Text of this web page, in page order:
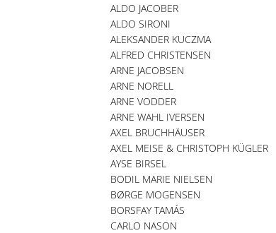
ALDO JACOBER
ALDO SIRONI
ALEKSANDER KUCZMA
ALFRED CHRISTENSEN
ARNE JACOBSEN
ARNE NORELL
ARNE VODDER
ARNE WAHL IVERSEN
AXEL BRUCHHÄUSER
AXEL MEISE & CHRISTOPH KÜGLER
AYSE BIRSEL
BODIL MARIE NIELSEN
BØRGE MOGENSEN
BORSFAY TAMÁS
CARLO NASON